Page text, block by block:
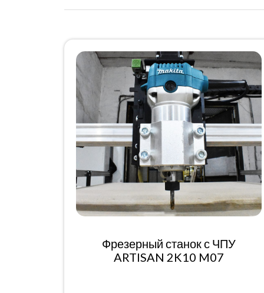
Фрезерный станок с ЧПУ
ARTISAN 2K10 M07